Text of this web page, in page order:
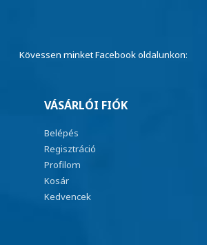
Kövessen minket Facebook oldalunkon:
VÁSÁRLÓI FIÓK
Belépés
Regisztráció
Profilom
Kosár
Kedvencek